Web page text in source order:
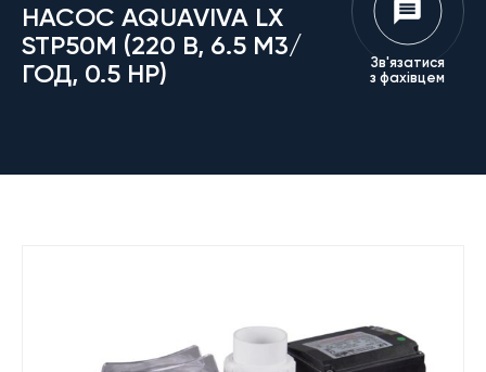
НАСОС AQUAVIVA LX
STP50M (220 В, 6.5 М3/
ГОД, 0.5 HP)
Зв'язатися
з фахівцем